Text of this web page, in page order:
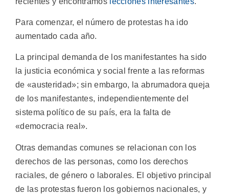
Para comenzar, el número de protestas ha ido
aumentado cada año.
La principal demanda de los manifestantes ha sido
la justicia económica y social frente a las reformas
de «austeridad»; sin embargo, la abrumadora queja
de los manifestantes, independientemente del
sistema político de su país, era la falta de
«democracia real».
Otras demandas comunes se relacionan con los
derechos de las personas, como los derechos
raciales, de género o laborales. El objetivo principal
de las protestas fueron los gobiernos nacionales, y